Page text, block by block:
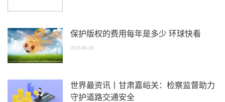
保护版权的费用每年是多少 环球快看
2023-06-28
世界最资讯丨甘肃嘉峪关：检察监督助力
守护道路交通安全